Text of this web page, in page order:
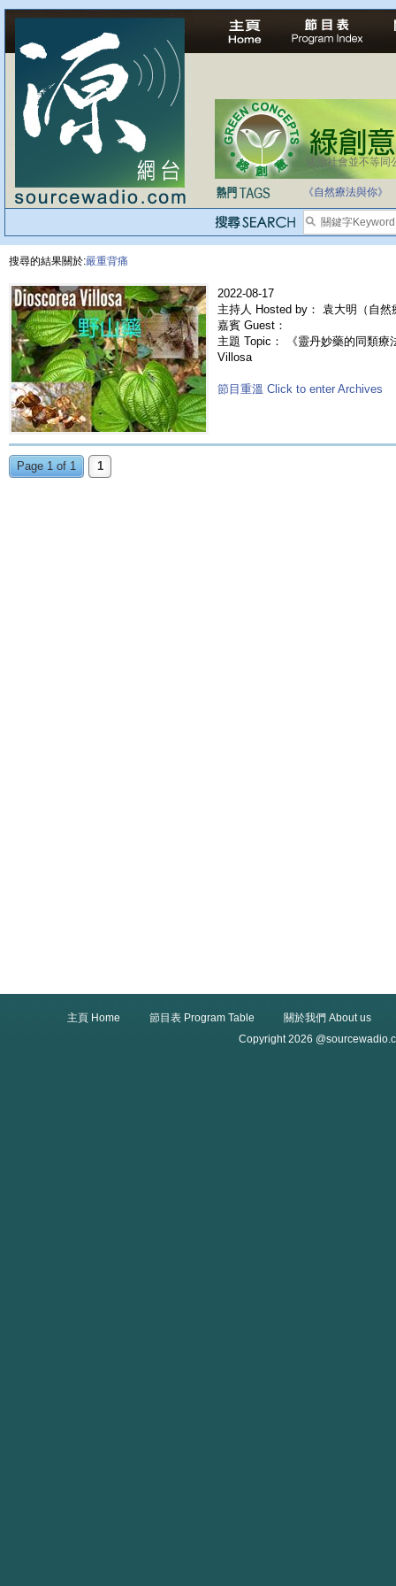
法治社會並不等同
《自然療法與你》
搜尋的結果關於:嚴重背痛
2022-08-17
主持人 Hosted by： 袁大明（自然
嘉賓 Guest：
主題 Topic： 《靈丹妙藥的同類療
Villosa
節目重溫 Click to enter Archives
Page 1 of 1 1
主頁 Home 節目表 Program Table
關於我們 About us
Copyright 2026